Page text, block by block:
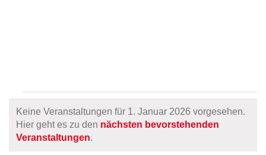
für
1.
Hinweis
Keine Veranstaltungen für 1. Januar 2026 vorgesehen.
Hier geht es zu den nächsten bevorstehenden
Veranstaltungen.